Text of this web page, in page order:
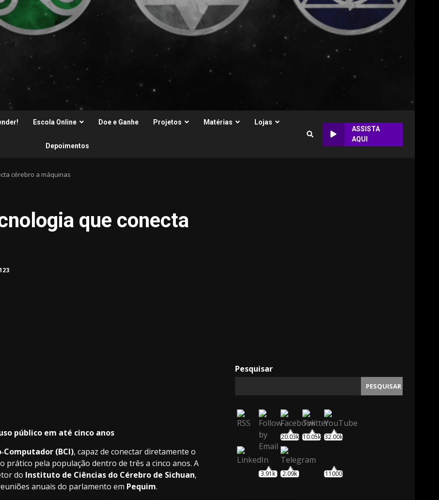
Escola Online Doe e Ganhe Projetos Matérias Lojas
Depoimentos
ASSISTA
AQUI
cérebro a máquinas
que conecta
público em até cinco anos
(BCI), capaz de conectar diretamente o
prático pela população dentro de três a cinco anos. A
do Instituto de Ciências do Cérebro de Sichuan,
anuais do parlamento em Pequim.
Pesquisar
PESQUISAR
20.03k 10.05k 32.00k
3.91k 2.09k 11000